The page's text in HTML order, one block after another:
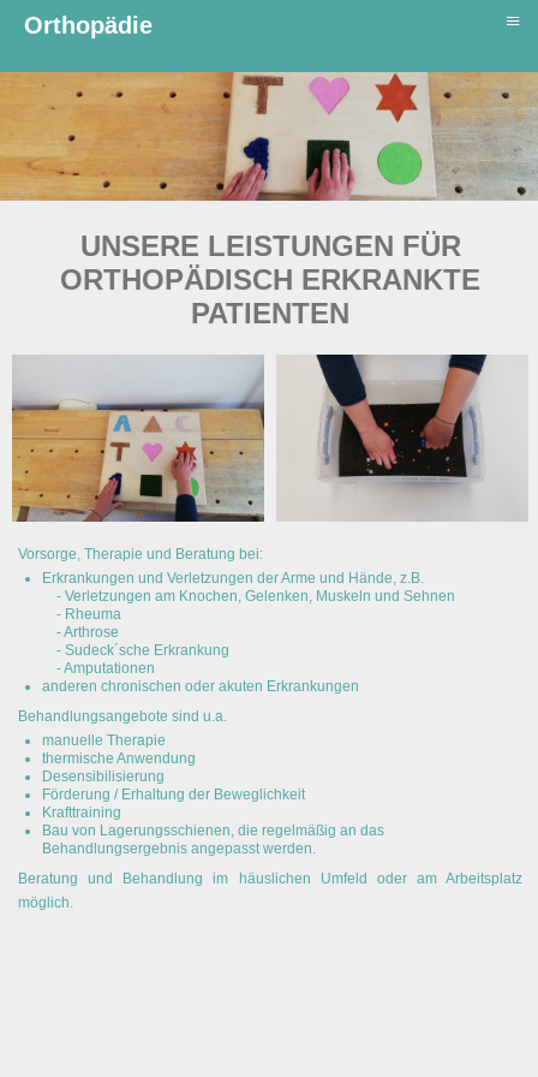
UNSERE LEISTUNGEN FÜR
ORTHOPÄDISCH ERKRANKTE
PATIENTEN
Vorsorge, Therapie und Beratung bei:
Erkrankungen und Verletzungen der Arme und Hände, z.B.
- Verletzungen am Knochen, Gelenken, Muskeln und Sehnen
- Rheuma
- Arthrose
- Sudeck´sche Erkrankung
- Amputationen
anderen chronischen oder akuten Erkrankungen
Behandlungsangebote sind u.a.
manuelle Therapie
thermische Anwendung
Desensibilisierung
Förderung / Erhaltung der Beweglichkeit
Krafttraining
Bau von Lagerungsschienen, die regelmäßig an das
Behandlungsergebnis angepasst werden.
Beratung und Behandlung im häuslichen Umfeld oder am Arbeitsplatz
möglich.
Orthopädie ≡